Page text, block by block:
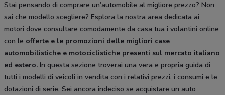
Stai pensando di comprare un’automobile al migliore prezzo? Non
sai che modello scegliere? Esplora la nostra area dedicata ai
motori dove consultare comodamente da casa tua i volantini online
con le offerte e le promozioni delle migliori case
automobilistiche e motociclistiche presenti sul mercato italiano
ed estero. In questa sezione troverai una vera e propria guida di
tutti i modelli di veicoli in vendita con i relativi prezzi, i consumi e le
dotazioni di serie. Sei ancora indeciso se acquistare un auto